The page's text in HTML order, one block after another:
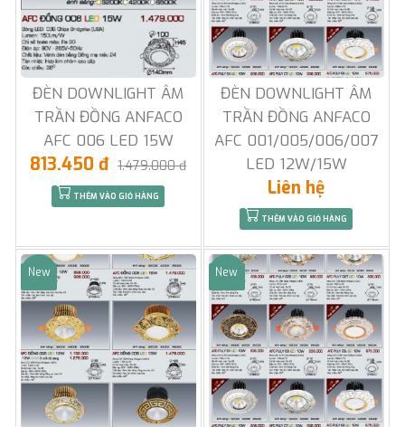
ĐÈN DOWNLIGHT ÂM
TRẦN ĐỒNG ANFACO
AFC 006 LED 15W
813.450 đ 1.479.000 đ
THÊM VÀO GIỎ HÀNG
ĐÈN DOWNLIGHT ÂM
TRẦN ĐỒNG ANFACO
AFC 001/005/006/007
LED 12W/15W
Liên hệ
THÊM VÀO GIỎ HÀNG
Sale
New Sale
New